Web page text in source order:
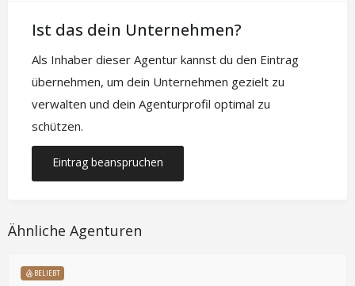
Ist das dein Unternehmen?
Als Inhaber dieser Agentur kannst du den Eintrag
übernehmen, um dein Unternehmen gezielt zu
verwalten und dein Agenturprofil optimal zu
schützen.
Eintrag beanspruchen
Ähnliche Agenturen
BELIEBT